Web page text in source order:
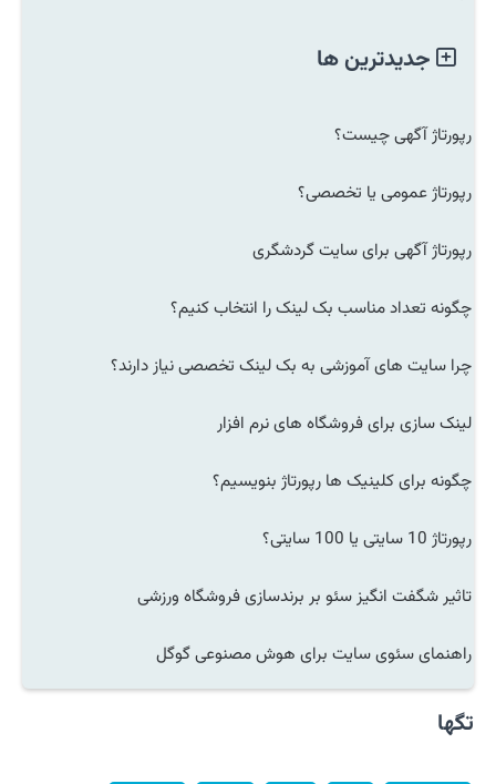
جدیدترین ها
رپورتاژ آگهی چیست؟
رپورتاژ عمومی یا تخصصی؟
رپورتاژ آگهی برای سایت گردشگری
چگونه تعداد مناسب بک لینک را انتخاب کنیم؟
چرا سایت های آموزشی به بک لینک تخصصی نیاز دارند؟
لینک سازی برای فروشگاه های نرم افزار
چگونه برای کلینیک ها رپورتاژ بنویسیم؟
رپورتاژ 10 سایتی یا 100 سایتی؟
تاثیر شگفت انگیز سئو بر برندسازی فروشگاه ورزشی
راهنمای سئوی سایت برای هوش مصنوعی گوگل
تگها